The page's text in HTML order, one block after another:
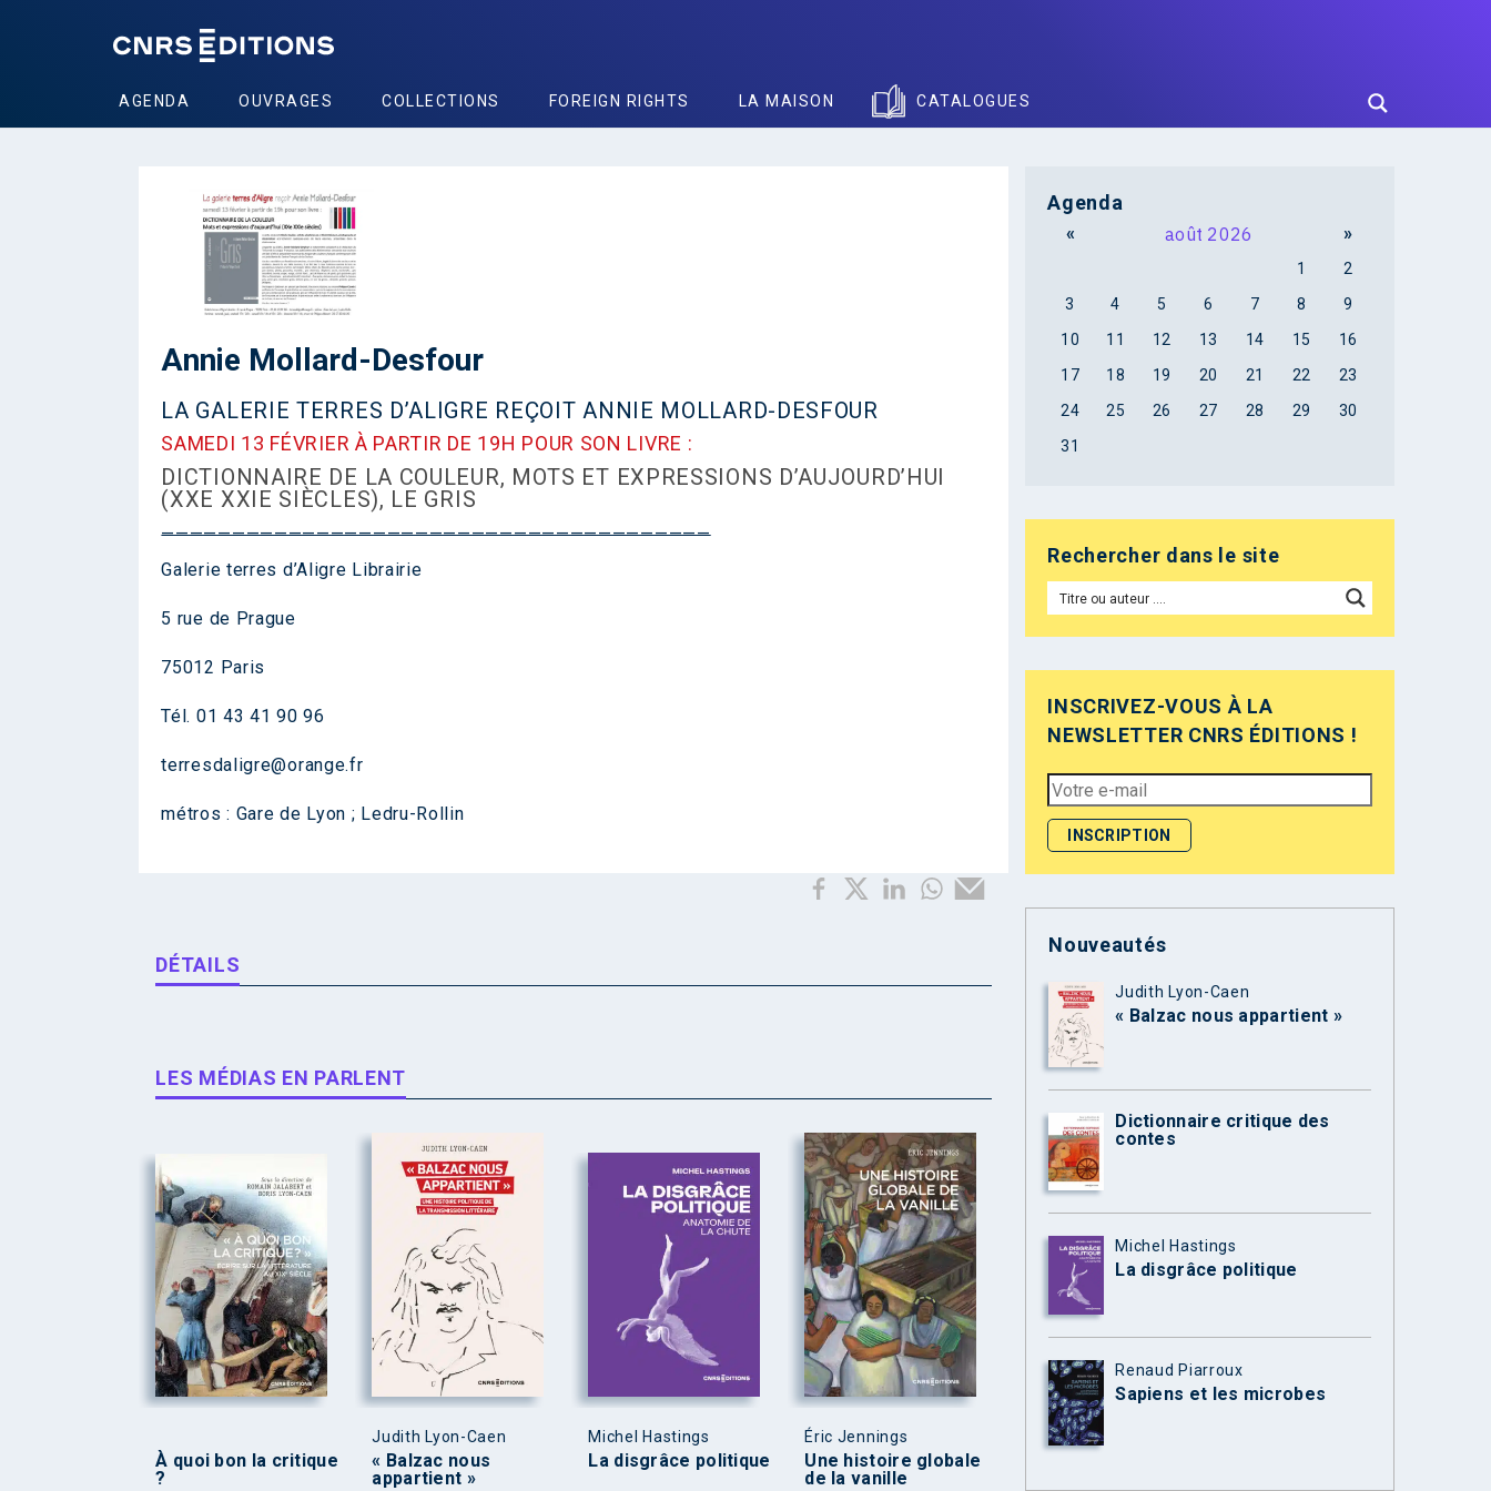
AGENDA OUVRAGES COLLECTIONS FOREIGN RIGHTS LA MAISON CATALOGUES
Annie Mollard-Desfour
LA GALERIE TERRES D’ALIGRE REÇOIT ANNIE MOLLARD-DESFOUR
SAMEDI 13 FÉVRIER À PARTIR DE 19H POUR SON LIVRE :
DICTIONNAIRE DE LA COULEUR, MOTS ET EXPRESSIONS D’AUJOURD’HUI
(XXE XXIE SIÈCLES), LE GRIS
———————————————————————————————————————
Galerie terres d’Aligre Librairie
5 rue de Prague
75012 Paris
Tél. 01 43 41 90 96
terresdaligre@orange.fr
métros : Gare de Lyon ; Ledru-Rollin
DÉTAILS
LES MÉDIAS EN PARLENT
À quoi bon la critique
?
Judith Lyon-Caen
« Balzac nous
appartient »
Michel Hastings
La disgrâce politique
Éric Jennings
Une histoire globale
de la vanille
Agenda
« août 2026 »
1
2
3
4 5 6 7 8
9
10
11 12 13 14 15
16
17
18 19 20 21 22
23
24
25 26 27 28 29
30
31
Rechercher dans le site
INSCRIVEZ-VOUS À LA
NEWSLETTER CNRS ÉDITIONS !
Nouveautés
Judith Lyon-Caen
« Balzac nous appartient »
Dictionnaire critique des
contes
Michel Hastings
La disgrâce politique
Renaud Piarroux
Sapiens et les microbes